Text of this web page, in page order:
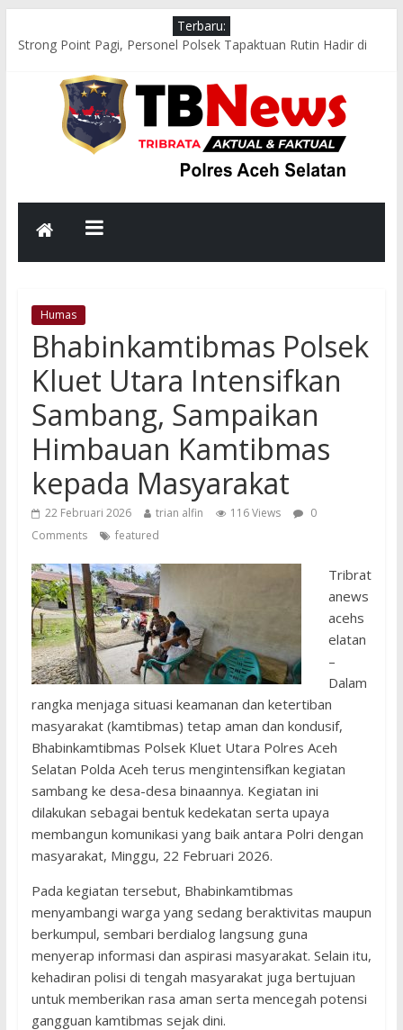
Terbaru:
Strong Point Pagi, Personel Polsek Tapaktuan Rutin Hadir di
Respons Cepat Polsek Sawang Bersama TNI, Damkar, dan
PLN Evakuasi Pohon Tumbang, Jalur Nasional Kembali Lancar
Aksi Cepat Polres Aceh Selatan Evakuasi Pohon Tumbang,
Jalur Nasional Tapaktuan–Medan Kembali Lancar
Bhabinkamtibmas Polsek Kluet Selatan Sambangi Warga,
Melalui Binrohtal Virtual, Polres Aceh Selatan Perkokoh
Keimanan dan Integritas Personel
Humas
Bhabinkamtibmas Polsek
Kluet Utara Intensifkan
Sambang, Sampaikan
Himbauan Kamtibmas
kepada Masyarakat
22 Februari 2026 trian alfin 116 Views
0
Comments
featured
Tribrat
anews
acehs
elatan
–
Dalam
rangka menjaga situasi keamanan dan ketertiban
masyarakat (kamtibmas) tetap aman dan kondusif,
Bhabinkamtibmas Polsek Kluet Utara Polres Aceh
Selatan Polda Aceh terus mengintensifkan kegiatan
sambang ke desa-desa binaannya. Kegiatan ini
dilakukan sebagai bentuk kedekatan serta upaya
membangun komunikasi yang baik antara Polri dengan
masyarakat, Minggu, 22 Februari 2026.
Pada kegiatan tersebut, Bhabinkamtibmas
menyambangi warga yang sedang beraktivitas maupun
berkumpul, sembari berdialog langsung guna
menyerap informasi dan aspirasi masyarakat. Selain itu,
kehadiran polisi di tengah masyarakat juga bertujuan
untuk memberikan rasa aman serta mencegah potensi
gangguan kamtibmas sejak dini.